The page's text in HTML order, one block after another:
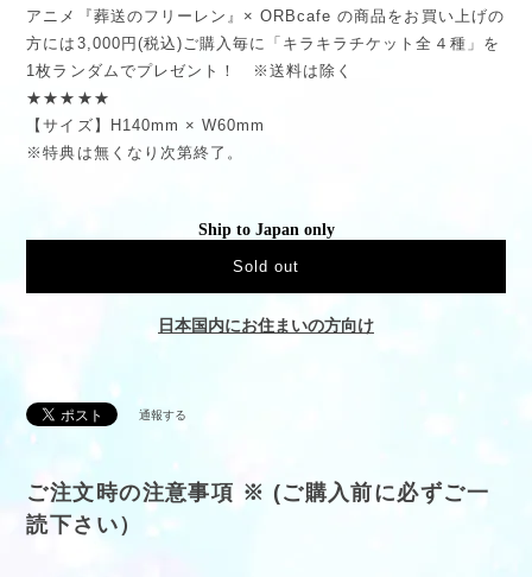
アニメ『葬送のフリーレン』× ORBcafe の商品をお買い上げの
方には3,000円(税込)ご購入毎に「キラキラチケット全４種」を
1枚ランダムでプレゼント！ ※送料は除く
★★★★★
【サイズ】H140mm × W60mm
※特典は無くなり次第終了。
Ship to Japan only
Sold out
日本国内にお住まいの方向け
通報する
ご注文時の注意事項 ※ (ご購入前に必ずご一
読下さい）